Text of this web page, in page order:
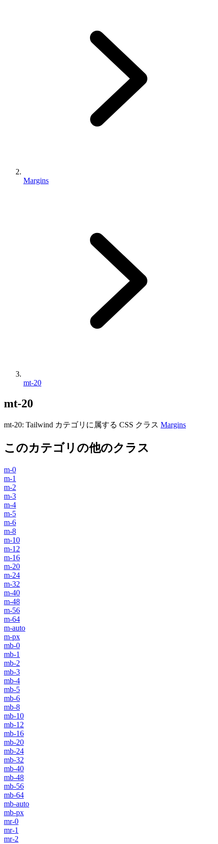
Margins
mt-20
mt-20
mt-20: Tailwind カテゴリに属する​​ CSS クラス Margins
このカテゴリの他のクラス
m-0
m-1
m-2
m-3
m-4
m-5
m-6
m-8
m-10
m-12
m-16
m-20
m-24
m-32
m-40
m-48
m-56
m-64
m-auto
m-px
mb-0
mb-1
mb-2
mb-3
mb-4
mb-5
mb-6
mb-8
mb-10
mb-12
mb-16
mb-20
mb-24
mb-32
mb-40
mb-48
mb-56
mb-64
mb-auto
mb-px
mr-0
mr-1
mr-2